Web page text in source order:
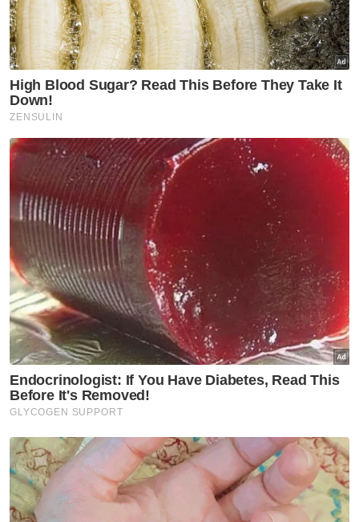
global terganggu, rakyat Malaysia tidak
menanggung sepenuhnya kenaikan tersebut.
Berita Telus & Tulus menerusi E-Mel setiap
"Jika tiada mekanisme seperti BUDI95, rakyat
pasti berdepan kenaikan harga petrol yang
jauh lebih tinggi. Inilah hakikat yang perlu
dijelaskan kepada rakyat, bukannya
disembunyikan demi meraih laba politik,"
katanya dalam satu kenyataan pada Selasa.
Sheikh Umar turut mempersoalkan kritikan
Onn Hafiz terhadap dasar Kerajaan Madani
memandangkan UMNO mempunyai tujuh
wakil sebagai menteri dalam Kabinet